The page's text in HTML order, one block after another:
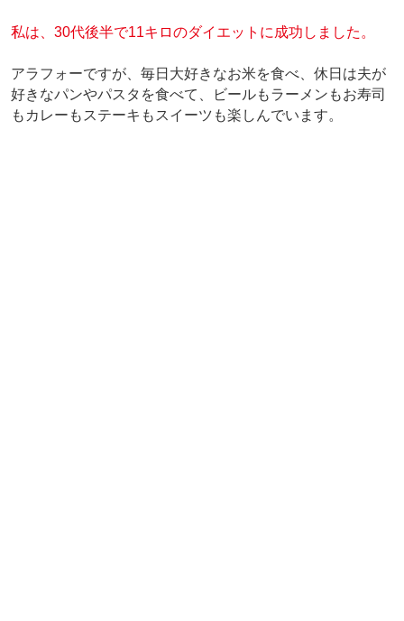
私は、30代後半で11キロのダイエットに成功しました。
アラフォーですが、毎日大好きなお米を食べ、休日は夫が
好きなパンやパスタを食べて、ビールもラーメンもお寿司
もカレーもステーキもスイーツも楽しんでいます。